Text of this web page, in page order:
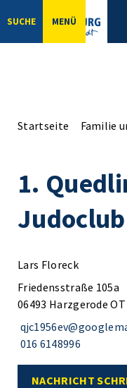
SUCHE MENÜ
Startseite Familie
1.
Judoclub
Lars Floreck
Friedensstraße 105a
06493 Harzgerode
016 6148996
NACHRICHT